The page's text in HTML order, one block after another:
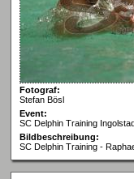
Fotograf:
Stefan Bösl
Event:
SC Delphin Training
Bildbeschreibung:
SC Delphin Training -